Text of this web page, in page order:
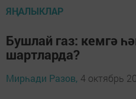
ЯҢАЛЫКЛАР
Бушлай газ: кемгә
шартларда?
Мирһади Разов, 4 октябрь